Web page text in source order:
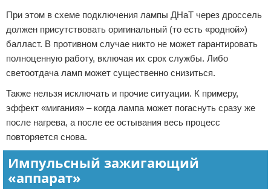
При этом в схеме подключения лампы ДНаТ через дроссель
должен присутствовать оригинальный (то есть «родной»)
балласт. В противном случае никто не может гарантировать
полноценную работу, включая их срок службы. Либо
светоотдача ламп может существенно снизиться.
Также нельзя исключать и прочие ситуации. К примеру,
эффект «мигания» – когда лампа может погаснуть сразу же
после нагрева, а после ее остывания весь процесс
повторяется снова.
Импульсный зажигающий
«аппарат»